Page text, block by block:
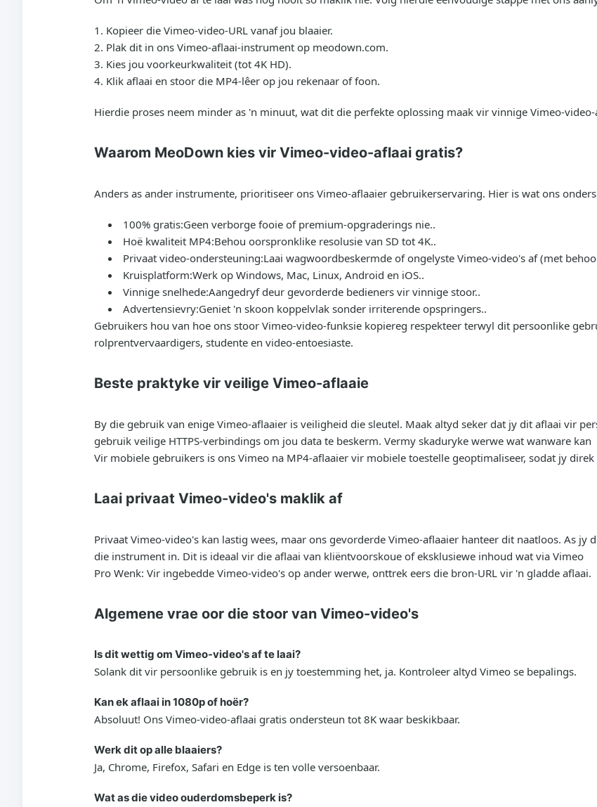
Kopieer die Vimeo-video-URL vanaf jou blaaier.
Plak dit in ons Vimeo-aflaai-instrument op meodown.com.
Kies jou voorkeurkwaliteit (tot 4K HD).
Klik aflaai en stoor die MP4-lêer op jou rekenaar of foon.
Hierdie proses neem minder as 'n minuut, wat dit die perfekte oplossing maak vir vinnige Vimeo-video-
Waarom MeoDown kies vir Vimeo-video-aflaai gratis?
Anders as ander instrumente, prioritiseer ons Vimeo-aflaaier gebruikerservaring. Hier is wat ons
100% gratis:Geen verborge fooie of premium-opgraderings nie..
Hoë kwaliteit MP4:Behou oorspronklike resolusie van SD tot 4K..
Privaat video-ondersteuning:Laai wagwoordbeskermde of ongelyste Vimeo-video's af (met
Kruisplatform:Werk op Windows, Mac, Linux, Android en iOS..
Vinnige snelhede:Aangedryf deur gevorderde bedieners vir vinnige stoor..
Advertensievry:Geniet 'n skoon koppelvlak sonder irriterende opspringers..
Gebruikers hou van hoe ons stoor Vimeo-video-funksie kopiereg respekteer terwyl dit persoonlike
rolprentvervaardigers, studente en video-entoesiaste.
Beste praktyke vir veilige Vimeo-aflaaie
By die gebruik van enige Vimeo-aflaaier is veiligheid die sleutel. Maak altyd seker dat jy dit aflaai vir
gebruik veilige HTTPS-verbindings om jou data te beskerm. Vermy skaduryke werwe wat wanware kan
Vir mobiele gebruikers is ons Vimeo na MP4-aflaaier vir mobiele toestelle geoptimaliseer, sodat jy
Laai privaat Vimeo-video's maklik af
Privaat Vimeo-video's kan lastig wees, maar ons gevorderde Vimeo-aflaaier hanteer dit naatloos. As
die instrument in. Dit is ideaal vir die aflaai van kliëntvoorskoue of eksklusiewe inhoud wat via Vimeo
Pro Wenk: Vir ingebedde Vimeo-video's op ander werwe, onttrek eers die bron-URL vir 'n gladde aflaai.
Algemene vrae oor die stoor van Vimeo-video's
Is dit wettig om Vimeo-video's af te laai?
Solank dit vir persoonlike gebruik is en jy toestemming het, ja. Kontroleer altyd Vimeo se bepalings.
Kan ek aflaai in 1080p of hoër?
Absoluut! Ons Vimeo-video-aflaai gratis ondersteun tot 8K waar beskikbaar.
Werk dit op alle blaaiers?
Ja, Chrome, Firefox, Safari en Edge is ten volle versoenbaar.
Wat as die video ouderdomsbeperk is?